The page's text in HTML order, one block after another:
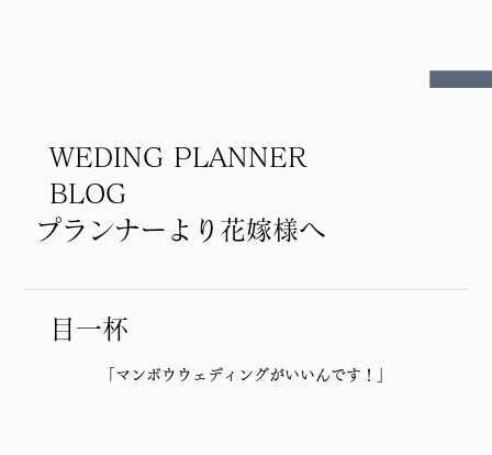
目一杯
「マンボウウェディングがいいんです！」
WEDING PLANNER
BLOG
プランナーより花嫁様へ